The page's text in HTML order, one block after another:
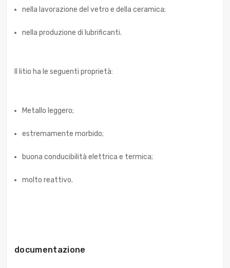
nella lavorazione del vetro e della ceramica;
nella produzione di lubrificanti.
Il litio ha le seguenti proprietà:
Metallo leggero;
estremamente morbido;
buona conducibilità elettrica e termica;
molto reattivo.
documentazione